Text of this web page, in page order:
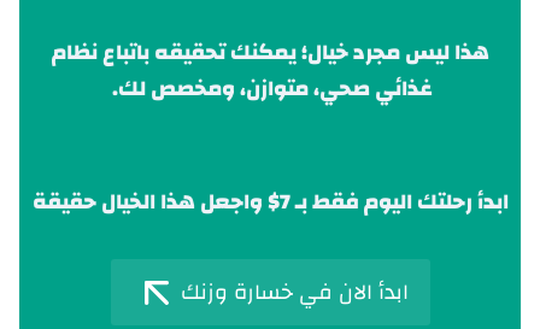
هذا ليس مجرد خيال؛ يمكنك تحقيقه باتباع نظام
غذائي صحي، متوازن، ومخصص لك.
ابدأ رحلتك اليوم فقط بـ 7$ واجعل هذا الخيال حقيقة
ابدأ الان في خسارة وزنك